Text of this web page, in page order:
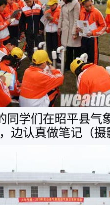
同学们在昭平县气
边认真做笔记（